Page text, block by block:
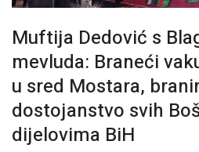
Muftija Dedović s
mevluda: Braneći
u sred Mostara,
dostojanstvo svih
dijelovima BiH